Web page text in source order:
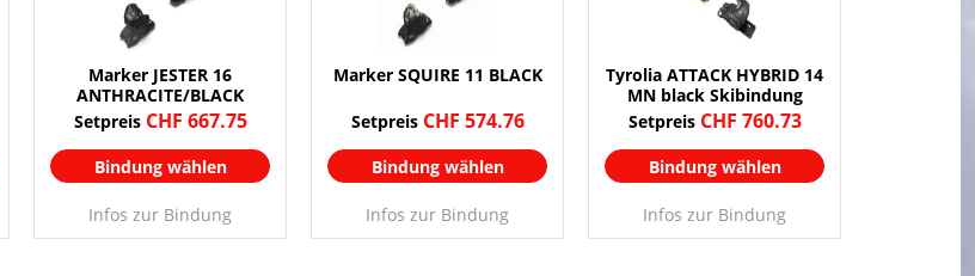
Marker JESTER 16
ANTHRACITE/BLACK
Setpreis CHF 667.75
Bindung wählen
Infos zur Bindung
Marker SQUIRE 11 BLACK
Setpreis CHF 574.76
Bindung wählen
Infos zur Bindung
Tyrolia ATTACK HYBRID 14
MN black Skibindung
Setpreis CHF 760.73
Bindung wählen
Infos zur Bindung